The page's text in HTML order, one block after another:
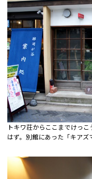
トキワ荘からここまでけっ
はず。別館にあった「キアズ